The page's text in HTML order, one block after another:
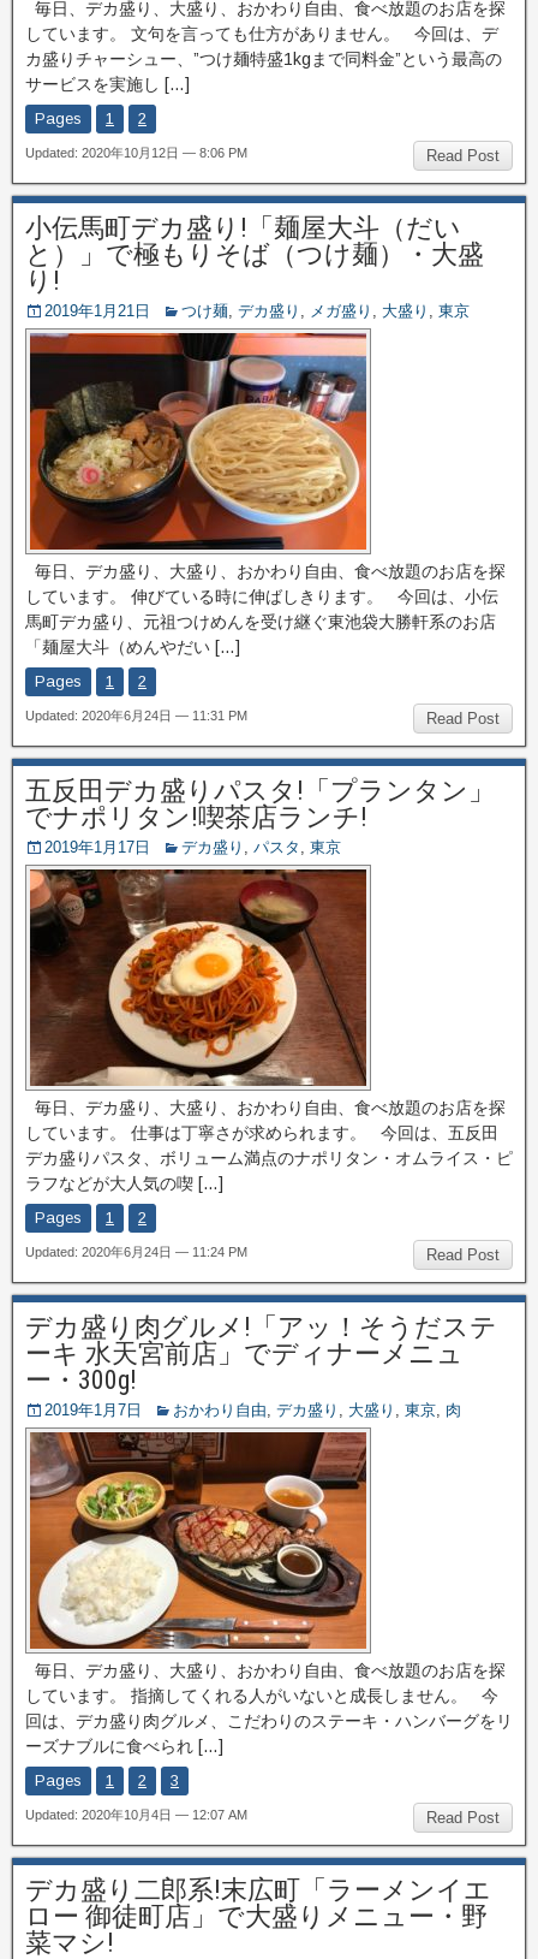
毎日、デカ盛り、大盛り、おかわり自由、食べ放題のお店を探
しています。 文句を言っても仕方がありません。 今回は、デ
カ盛りチャーシュー、”つけ麺特盛1kgまで同料金”という最高の
サービスを実施し […]
Pages 1 2
Read Post
Updated: 2020年10月12日 — 8:06 PM
小伝馬町デカ盛り!「麺屋大斗（だい
と）」で極もりそば（つけ麺）・大盛
り!
2019年1月21日 つけ麺, デカ盛り , メガ盛り , 大盛り , 東京
毎日、デカ盛り、大盛り、おかわり自由、食べ放題のお店を探
しています。 伸びている時に伸ばしきります。 今回は、小伝
馬町デカ盛り、元祖つけめんを受け継ぐ東池袋大勝軒系のお店
「麺屋大斗（めんやだい […]
Pages 1 2
Read Post
Updated: 2020年6月24日 — 11:31 PM
五反田デカ盛りパスタ!「プランタン」
でナポリタン!喫茶店ランチ!
2019年1月17日 デカ盛り , パスタ , 東京
毎日、デカ盛り、大盛り、おかわり自由、食べ放題のお店を探
しています。 仕事は丁寧さが求められます。 今回は、五反田
デカ盛りパスタ、ボリューム満点のナポリタン・オムライス・ピ
ラフなどが大人気の喫 […]
Pages 1 2
Read Post
Updated: 2020年6月24日 — 11:24 PM
デカ盛り肉グルメ!「アッ！そうだステ
ーキ 水天宮前店」でディナーメニュ
ー・300g!
2019年1月7日 おかわり自由, デカ盛り , 大盛り , 東京, 肉
毎日、デカ盛り、大盛り、おかわり自由、食べ放題のお店を探
しています。 指摘してくれる人がいないと成長しません。 今
回は、デカ盛り肉グルメ、こだわりのステーキ・ハンバーグをリ
ーズナブルに食べられ […]
Pages 1 2 3
Read Post
Updated: 2020年10月4日 — 12:07 AM
デカ盛り二郎系!末広町「ラーメンイエ
ロー 御徒町店」で大盛りメニュー・野
菜マシ!